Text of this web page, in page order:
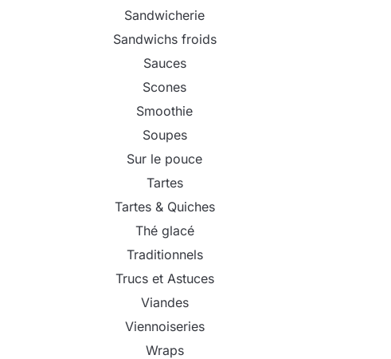
Sandwicherie
Sandwichs froids
Sauces
Scones
Smoothie
Soupes
Sur le pouce
Tartes
Tartes & Quiches
Thé glacé
Traditionnels
Trucs et Astuces
Viandes
Viennoiseries
Wraps